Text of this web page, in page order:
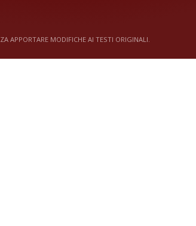
APPORTARE MODIFICHE AI TESTI ORIGINALI.